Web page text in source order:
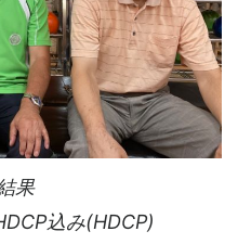
果
込み(HDCP)